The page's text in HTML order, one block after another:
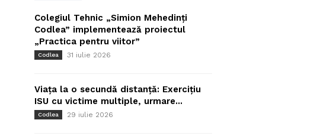
Colegiul Tehnic „Simion Mehedinți
Codlea” implementează proiectul
„Practica pentru viitor”
Codlea 31 iulie 2026
Viața la o secundă distanță: Exercițiu
ISU cu victime multiple, urmare...
Codlea 29 iulie 2026